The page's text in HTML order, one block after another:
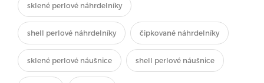
sklené perlové náhrdelníky
shell perlové náhrdelníky čipkované náhrdelníky
sklené perlové náušnice shell perlové náušnice